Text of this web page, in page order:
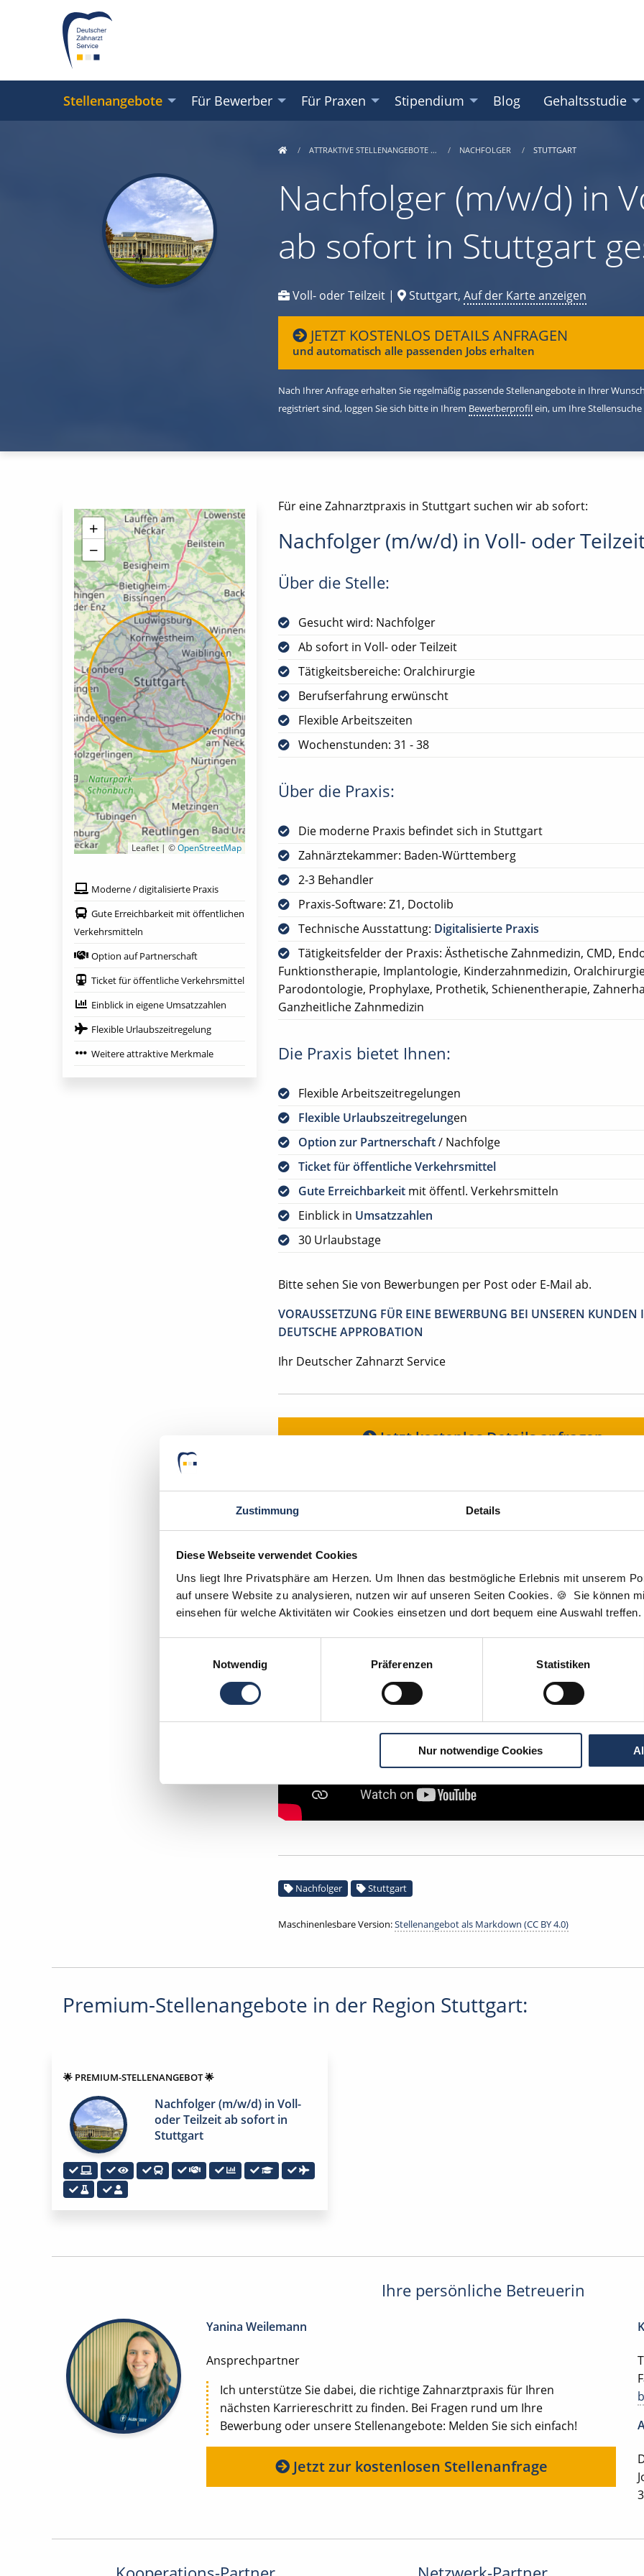
Zustimmung Details
Diese Webseite verwendet Cookies
Uns liegt Ihre Privatsphäre am Herzen. Um Ihnen das bestmögliche Erlebnis mit unserem
auf unsere Website zu analysieren, nutzen wir auf unseren Seiten Cookies. 🍪 Sie können
einsehen für welche Aktivitäten wir Cookies einsetzen und dort bequem eine Auswahl treffen.
Notwendig
Präferenzen Statistiken
Nur notwendige Cookies
Stellenangebote Für Bewerber Für Praxen Stipendium Blog Gehaltsstudie
ATTRAKTIVE STELLENANGEBOTE … NACHFOLGER STUTTGART
Nachfolger (m/w/d) in
ab sofort in Stuttgart
Voll- oder Teilzeit | Stuttgart, Auf der Karte anzeigen
JETZT KOSTENLOS DETAILS ANFRAGEN
und automatisch alle passenden Jobs erhalten
Nach Ihrer Anfrage erhalten Sie regelmäßig passende Stellenangebote in Ihrer
registriert sind, loggen Sie sich bitte in Ihrem Bewerberprofilein, um Ihre
Für eine Zahnarztpraxis in Stuttgart suchen wir ab sofort:
Nachfolger (m/w/d) in Voll- oder
Über die Stelle:
Gesucht wird: Nachfolger
Ab sofort in Voll- oder Teilzeit
Tätigkeitsbereiche: Oralchirurgie
Berufserfahrung erwünscht
Flexible Arbeitszeiten
Wochenstunden: 31 - 38
Über die Praxis:
Die moderne Praxis befindet sich in Stuttgart
Zahnärztekammer: Baden-Württemberg
2-3 Behandler
Praxis-Software: Z1, Doctolib
Technische Ausstattung: Digitalisierte Praxis
Tätigkeitsfelder der Praxis: Ästhetische Zahnmedizin, CMD,
Funktionstherapie, Implantologie, Kinderzahnmedizin,
Parodontologie, Prophylaxe, Prothetik, Schienentherapie,
Ganzheitliche Zahnmedizin
Die Praxis bietet Ihnen:
Flexible Arbeitszeitregelungen
Flexible Urlaubszeitregelungen
Option zur Partnerschaft/ Nachfolge
Ticket für öffentliche Verkehrsmittel
Gute Erreichbarkeit mit öffentl. Verkehrsmitteln
Einblick in Umsatzzahlen
30 Urlaubstage
Bitte sehen Sie von Bewerbungen per Post oder E-Mail ab.
VORAUSSETZUNG FÜR EINE BEWERBUNG BEI UNSEREN KUNDEN
DEUTSCHE APPROBATION
Ihr Deutscher Zahnarzt Service
Jetzt kostenlos Details anfragen
Nachfolger Stuttgart
Maschinenlesbare Version:Stellenangebot als Markdown (CC BY 4.0)
+
−
Leaflet | ©OpenStreetMap
Moderne / digitalisierte Praxis
Gute Erreichbarkeit mit öffentlichen
Verkehrsmitteln
Option auf Partnerschaft
Ticket für öffentliche Verkehrsmittel
Einblick in eigene Umsatzzahlen
Flexible Urlaubszeitregelung
Weitere attraktive Merkmale
Premium-Stellenangebote in der Region Stuttgart:
🌟 PREMIUM-STELLENANGEBOT 🌟
Nachfolger (m/w/d) in Voll-
oder Teilzeit ab sofort in
Stuttgart
Ihre persönliche Betreuerin
Yanina Weilemann
Ansprechpartner
Ich unterstütze Sie dabei, die richtige Zahnarztpraxis für Ihren
nächsten Karriereschritt zu finden. Bei Fragen rund um Ihre
Bewerbung oder unsere Stellenangebote: Melden Sie sich einfach!
Jetzt zur kostenlosen Stellenanfrage